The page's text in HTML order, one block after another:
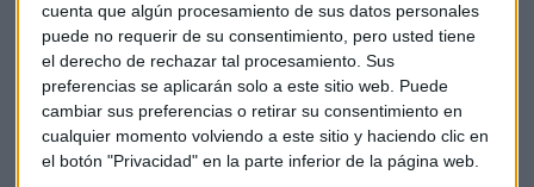
cuenta que algún procesamiento de sus datos personales
puede no requerir de su consentimiento, pero usted tiene
el derecho de rechazar tal procesamiento. Sus
preferencias se aplicarán solo a este sitio web. Puede
cambiar sus preferencias o retirar su consentimiento en
cualquier momento volviendo a este sitio y haciendo clic en
el botón "Privacidad" en la parte inferior de la página web.
También nos habló de la reciente operación entre Fifth Wall,
la mayor empresa de capital riesgo en tecnología
inmobiliaria, que se ha asociado con BNP Paribas Real
Estate para lanzar en Europa su primer fondo europeo de
Proptech. Esta operación es la prueba de que el mundo